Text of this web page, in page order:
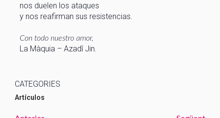
nos duelen los ataques
y nos reafirman sus resistencias.
Con todo nuestro amor,
La Màquia – Azadî Jin.
CATEGORIES
Artículos